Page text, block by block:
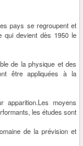
pays se regroupent et
qui devient dès 1950 le
de la physique et des
être appliquées à la
apparition.Les moyens
les études sont
de la prévision et